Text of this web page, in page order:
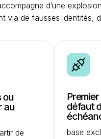
d’une
via de fausses identités,
ou
au
de
défaut
base